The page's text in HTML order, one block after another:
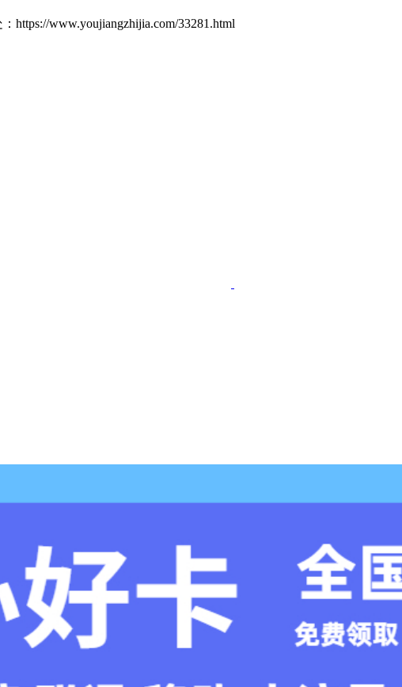
https://www.youjiangzhijia.com/33281.html